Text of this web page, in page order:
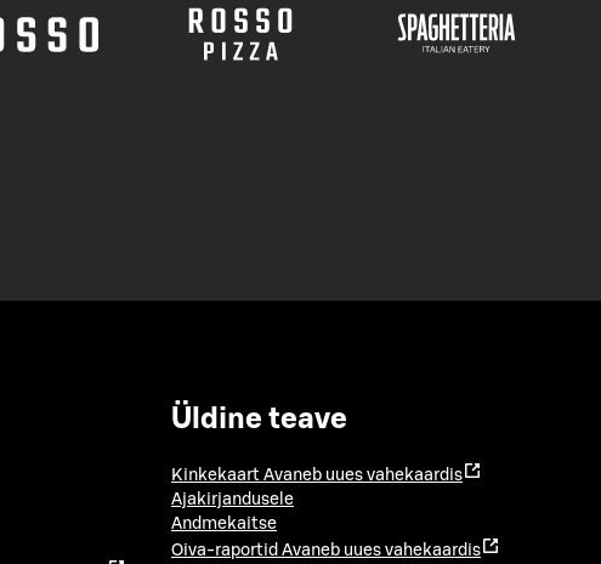
Üldine teave
Kinkekaart Avaneb uues vahekaardis
Ajakirjandusele
Andmekaitse
Oiva-raportid Avaneb uues vahekaardis